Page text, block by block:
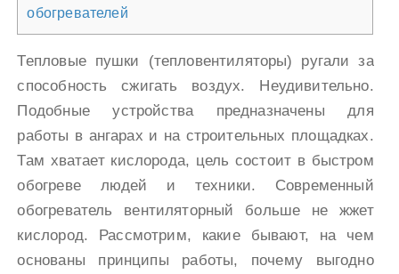
обогревателей
Тепловые пушки (тепловентиляторы) ругали за
способность сжигать воздух. Неудивительно.
Подобные устройства предназначены для
работы в ангарах и на строительных площадках.
Там хватает кислорода, цель состоит в быстром
обогреве людей и техники. Современный
обогреватель вентиляторный больше не жжет
кислород. Рассмотрим, какие бывают, на чем
основаны принципы работы, почему выгодно